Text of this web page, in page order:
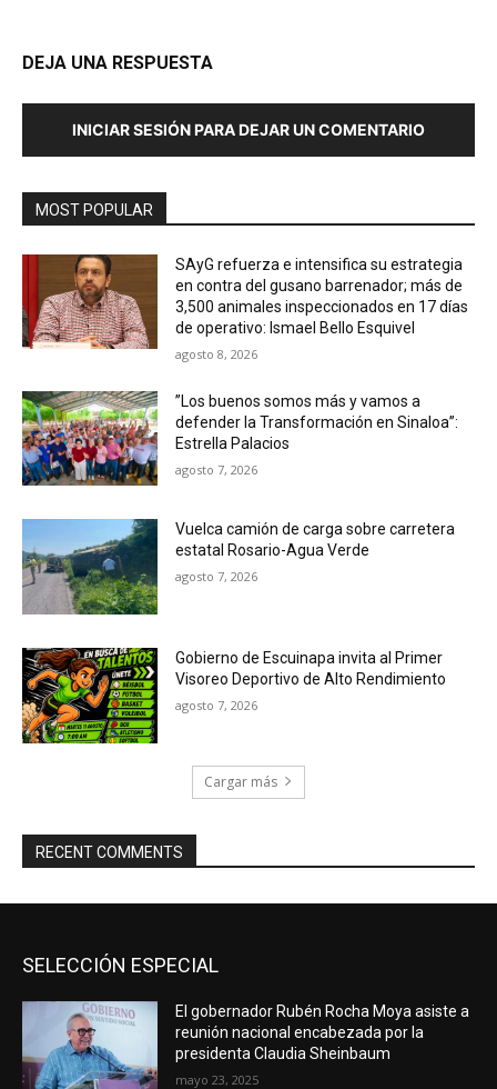
DEJA UNA RESPUESTA
INICIAR SESIÓN PARA DEJAR UN COMENTARIO
MOST POPULAR
SAyG refuerza e intensifica su estrategia
en contra del gusano barrenador; más de
3,500 animales inspeccionados en 17 días
de operativo: Ismael Bello Esquivel
agosto 8, 2026
”Los buenos somos más y vamos a
defender la Transformación en Sinaloa”:
Estrella Palacios
agosto 7, 2026
Vuelca camión de carga sobre carretera
estatal Rosario-Agua Verde
agosto 7, 2026
Gobierno de Escuinapa invita al Primer
Visoreo Deportivo de Alto Rendimiento
agosto 7, 2026
Cargar más
RECENT COMMENTS
SELECCIÓN ESPECIAL
El gobernador Rubén Rocha Moya asiste a
reunión nacional encabezada por la
presidenta Claudia Sheinbaum
mayo 23, 2025